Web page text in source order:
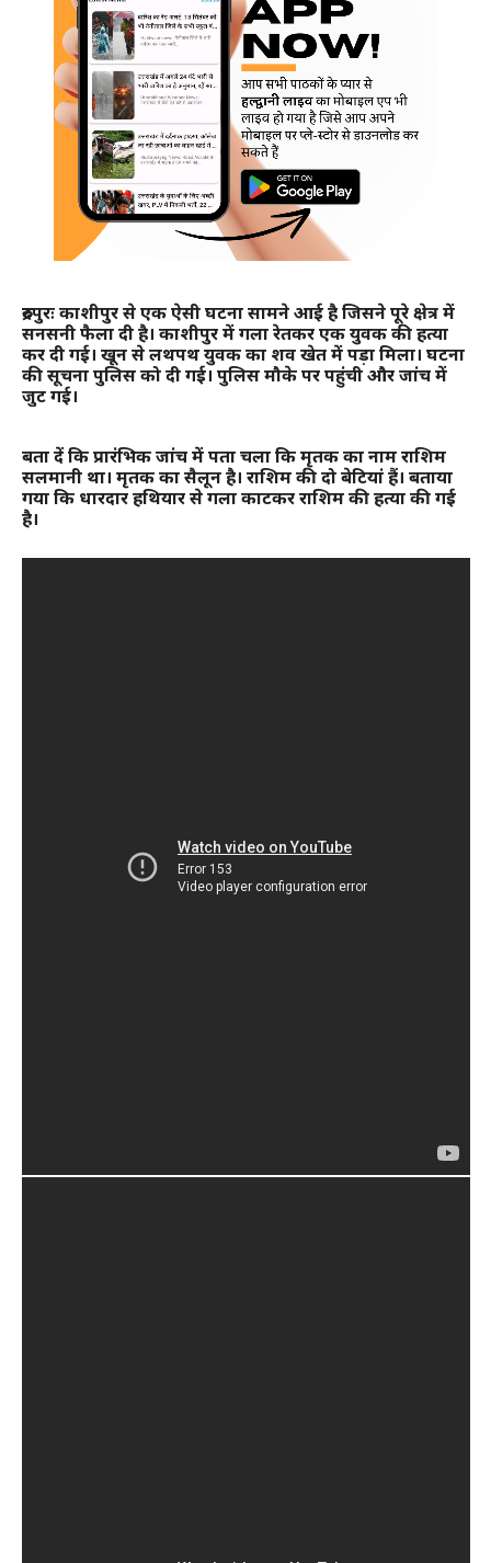
रुद्रपुरः काशीपुर से एक ऐसी घटना सामने आई है जिसने पूरे क्षेत्र में
सनसनी फैला दी है। काशीपुर में गला रेतकर एक युवक की हत्या
कर दी गई। खून से लथपथ युवक का शव खेत में पड़ा मिला। घटना
की सूचना पुलिस को दी गई। पुलिस मौके पर पहुंची और जांच में
जुट गई।
बता दें कि प्रारंभिक जांच में पता चला कि मृतक का नाम राशिम
सलमानी था। मृतक का सैलून है। राशिम की दो बेटियां हैं। बताया
गया कि धारदार हथियार से गला काटकर राशिम की हत्या की गई
है।